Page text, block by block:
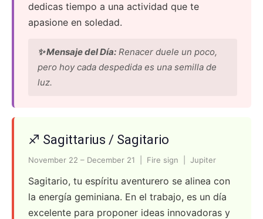
dedicas tiempo a una actividad que te
apasione en soledad.
✨ Mensaje del Día: Renacer duele un poco,
pero hoy cada despedida es una semilla de
luz.
♐ Sagittarius / Sagitario
November 22 – December 21 | Fire sign | Jupiter
Sagitario, tu espíritu aventurero se alinea con
la energía geminiana. En el trabajo, es un día
excelente para proponer ideas innovadoras y